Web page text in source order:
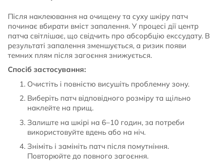
Після наклеювання на очищену та суху шкіру патч
починає вбирати вміст запалення. У процесі дії центр
патча світлішає, що свідчить про абсорбцію екссудату. В
результаті запалення зменшується, а ризик появи
темних плям після загоєння знижується.
Спосіб застосування:
Очистіть і повністю висушіть проблемну зону.
Виберіть патч відповідного розміру та щільно
наклейте на прищ.
Залиште на шкірі на 6–10 годин, за потреби
використовуйте вдень або на ніч.
Зніміть і замініть патч після помутніння.
Повторюйте до повного загоєння.